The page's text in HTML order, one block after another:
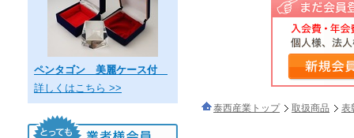
ペンタゴン 美麗ケース付
詳しくはこちら >>
泰西産業トップ 取扱商品 表